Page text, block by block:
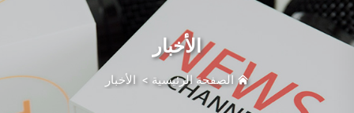
الأخبار
الصفحة الرئيسية > الأخبار